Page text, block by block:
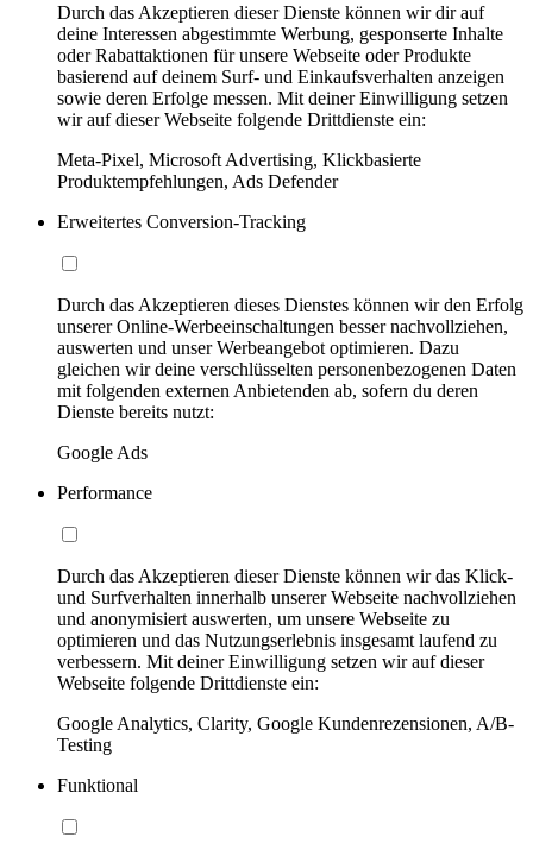
Durch das Akzeptieren dieser Dienste können wir dir auf
deine Interessen abgestimmte Werbung, gesponserte Inhalte
oder Rabattaktionen für unsere Webseite oder Produkte
basierend auf deinem Surf- und Einkaufsverhalten anzeigen
sowie deren Erfolge messen. Mit deiner Einwilligung setzen
wir auf dieser Webseite folgende Drittdienste ein:
Meta-Pixel, Microsoft Advertising, Klickbasierte
Produktempfehlungen, Ads Defender
Erweitertes Conversion-Tracking
Durch das Akzeptieren dieses Dienstes können wir den Erfolg
unserer Online-Werbeeinschaltungen besser nachvollziehen,
auswerten und unser Werbeangebot optimieren. Dazu
gleichen wir deine verschlüsselten personenbezogenen Daten
mit folgenden externen Anbietenden ab, sofern du deren
Dienste bereits nutzt:
Google Ads
Performance
Durch das Akzeptieren dieser Dienste können wir das Klick-
und Surfverhalten innerhalb unserer Webseite nachvollziehen
und anonymisiert auswerten, um unsere Webseite zu
optimieren und das Nutzungserlebnis insgesamt laufend zu
verbessern. Mit deiner Einwilligung setzen wir auf dieser
Webseite folgende Drittdienste ein:
Google Analytics, Clarity, Google Kundenrezensionen, A/B-
Testing
Funktional